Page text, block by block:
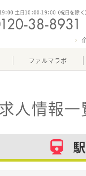
：00 土日10：00-19：00 （祝日を除く）
ファルマラボ
人情報一
駅